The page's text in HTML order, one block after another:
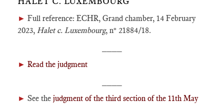
► Full reference: ECHR, Grand chamber, 14 February
2023, Halet c. Luxembourg, n° 21884/18.
► Read the judgment
► See the judgment of the third section of the 11th May